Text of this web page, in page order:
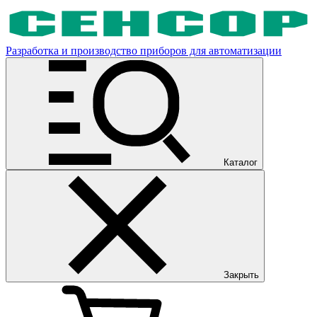
Разработка и производство приборов для автоматизации
Каталог
Закрыть